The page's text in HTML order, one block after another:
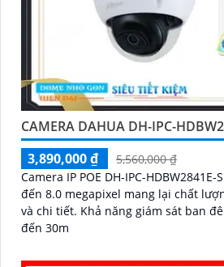
CAMERA DAHUA DH-IPC-
3,890,000 ₫
5,560,000 ₫
Camera IP POE DH-IPC-
đến 8.0 megapixel mang lại chất
và chi tiết. Khả năng giám sát ban đêm với hồng ngoại lên
đến 30m